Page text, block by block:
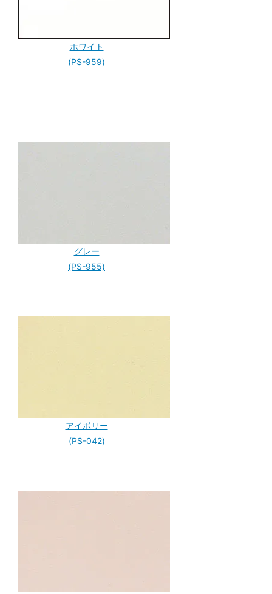
ホワイト
(PS-959)
グレー
(PS-955)
アイボリー
(PS-042)